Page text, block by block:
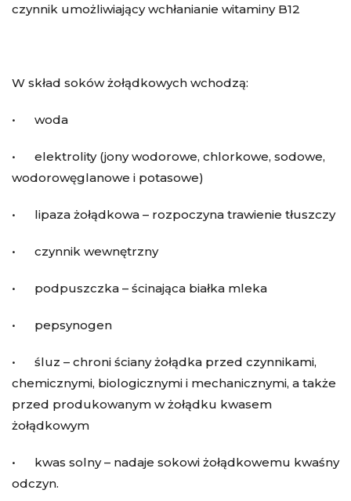
czynnik umożliwiający wchłanianie witaminy B12
W skład soków żołądkowych wchodzą:
• woda
• elektrolity (jony wodorowe, chlorkowe, sodowe,
wodorowęglanowe i potasowe)
• lipaza żołądkowa – rozpoczyna trawienie tłuszczy
• czynnik wewnętrzny
• podpuszczka – ścinająca białka mleka
• pepsynogen
• śluz – chroni ściany żołądka przed czynnikami,
chemicznymi, biologicznymi i mechanicznymi, a także
przed produkowanym w żołądku kwasem
żołądkowym
• kwas solny – nadaje sokowi żołądkowemu kwaśny
odczyn.